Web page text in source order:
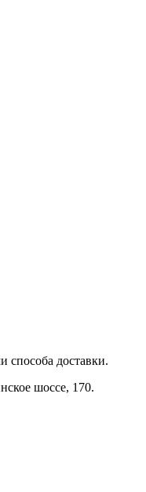
способа доставки.
шоссе, 170.